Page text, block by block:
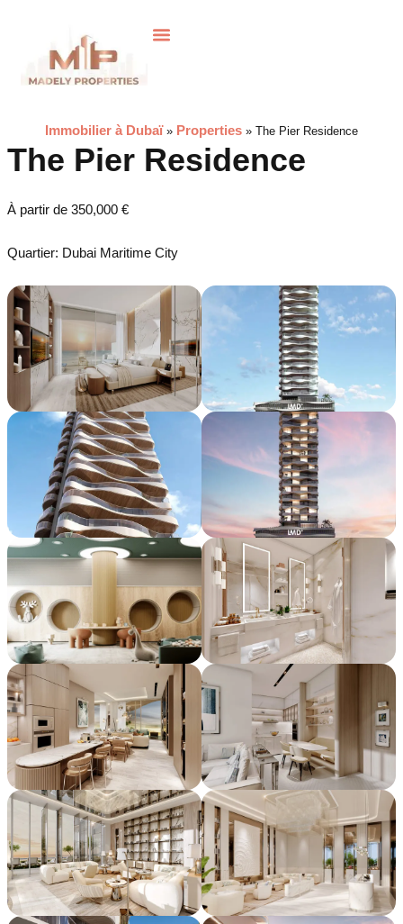
Immobilier à Dubaï» Properties » The Pier Residence
The Pier Residence
À partir de 350,000 €
Quartier: Dubai Maritime City